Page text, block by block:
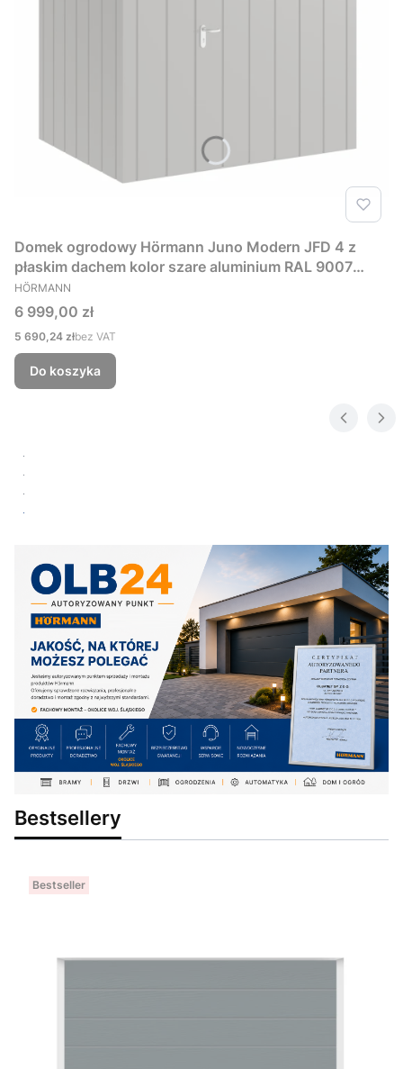
Domek ogrodowy Hörmann Juno Modern JFD 4 z
płaskim dachem kolor szare aluminium RAL 9007
229x181 cm
PRODUCENT
HÖRMANN
Cena
6 999,00 zł
Cena
5 690,24 złbez VAT
Do koszyka
Bestsellery
Bestseller